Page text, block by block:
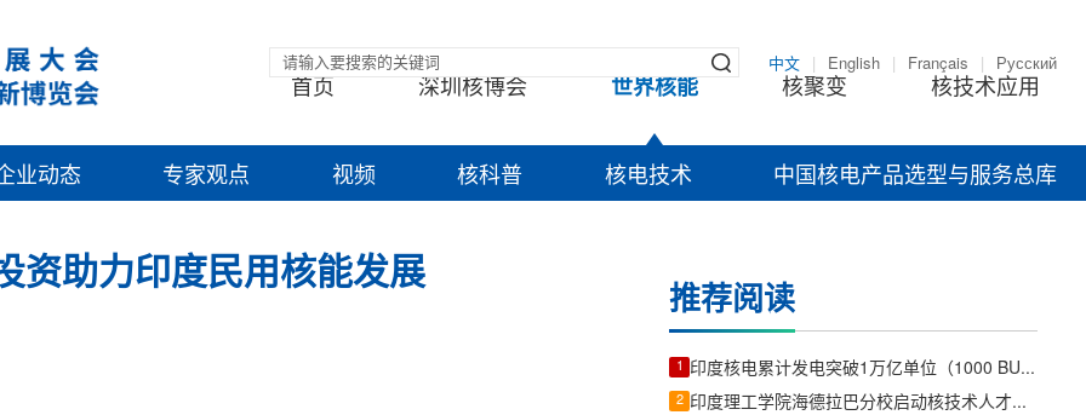
中文 English Français Русский
首页 深圳核博会 世界核能 核聚变 核技术应用
业动态 专家观点 视频 核科普 核电技术 中国核电产品选型与服务总库
资助力印度民用核能发展
推荐阅读
1 印度核电累计发电突破1万亿单位（1000 BU），NPCIL创历史里程碑
2 印度理工学院海德拉巴分校启动核技术人才培训项目